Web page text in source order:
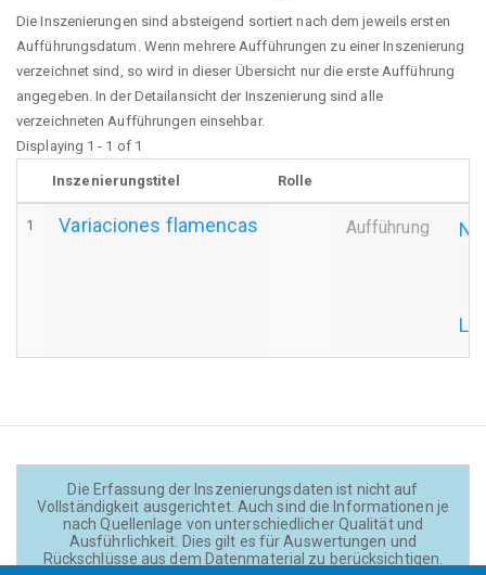
Die Inszenierungen sind absteigend sortiert nach dem jeweils ersten
Aufführungsdatum. Wenn mehrere Aufführungen zu einer Inszenierung
verzeichnet sind, so wird in dieser Übersicht nur die erste Aufführung
angegeben. In der Detailansicht der Inszenierung sind alle
verzeichneten Aufführungen einsehbar.
Displaying 1 - 1 of 1
Inszenierungstitel Rolle
1 Variaciones flamencas Aufführung
Die Erfassung der Inszenierungsdaten ist nicht auf
Vollständigkeit ausgerichtet. Auch sind die Informationen je
nach Quellenlage von unterschiedlicher Qualität und
Ausführlichkeit. Dies gilt es für Auswertungen und
Rückschlüsse aus dem Datenmaterial zu berücksichtigen.